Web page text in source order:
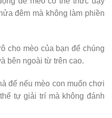
đêm mà không làm phiền
cho mèo của bạn để chúng
bên ngoài từ trên cao.
để nếu mèo con muốn chơi
tự giải trí mà không đánh